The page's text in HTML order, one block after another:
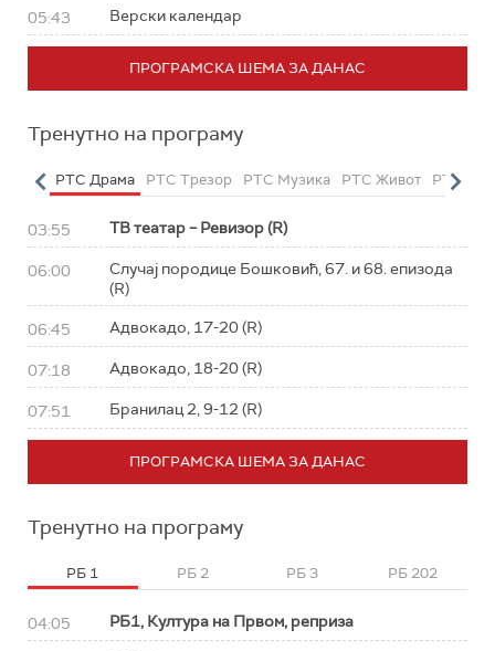
05:43 Верски календар
ПРОГРАМСКА ШЕМА ЗА ДАНАС
Тренутно на програму
РТС Драма РТС Трезор РТС Музика РТС Живот РТС
03:55 ТВ театар – Ревизор (R)
06:00
Случај породице Бошковић, 67. и 68. епизода
(R)
06:45 Адвокадо, 17-20 (R)
07:18 Адвокадо, 18-20 (R)
07:51 Бранилац 2, 9-12 (R)
ПРОГРАМСКА ШЕМА ЗА ДАНАС
Тренутно на програму
РБ 1 РБ 2 РБ 3 РБ 202
04:05 РБ1, Култура на Првом, реприза